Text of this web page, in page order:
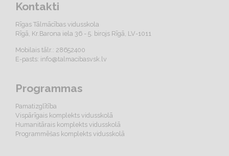
Kontakti
Rīgas Tālmācības vidusskola
Rīgā, Kr.Barona iela 36 - 5. birojs Rīgā, LV-1011
Mobilais tālr.: 28652400
E-pasts: info@talmacibasvsk.lv
Programmas
Pamatizglītība
Vispārīgais komplekts vidusskolā
Humanitārais komplekts vidusskolā
Programmēšas komplekts vidusskolā